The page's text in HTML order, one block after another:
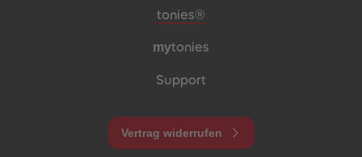
Meta-Navigation Footer
tonies®
mytonies
Support
Vertrag widerrufen